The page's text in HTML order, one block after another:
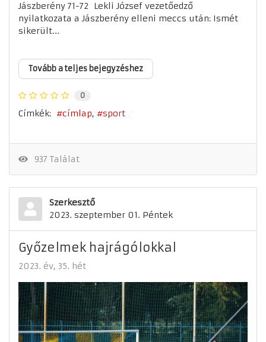
Jászberény 71-72 Lekli József vezetőedző
nyilatkozata a Jászberény elleni meccs után: Ismét
sikerült...
Tovább a teljes bejegyzéshez
0
Címkék: címlap sport
937 Találat
Szerkesztő
2023. szeptember 01. Péntek
Győzelmek hajrágólokkal
2023. év 35. hét